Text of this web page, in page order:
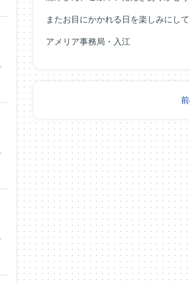
またお目にかかれる日を楽しみにし
アメリア事務局・入江